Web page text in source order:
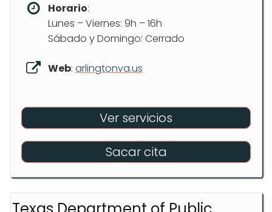
Horario:
Lunes – Viernes: 9h – 16h
Sábado y Domingo: Cerrado
Web: arlingtonva.us
Ver servicios
Sacar cita